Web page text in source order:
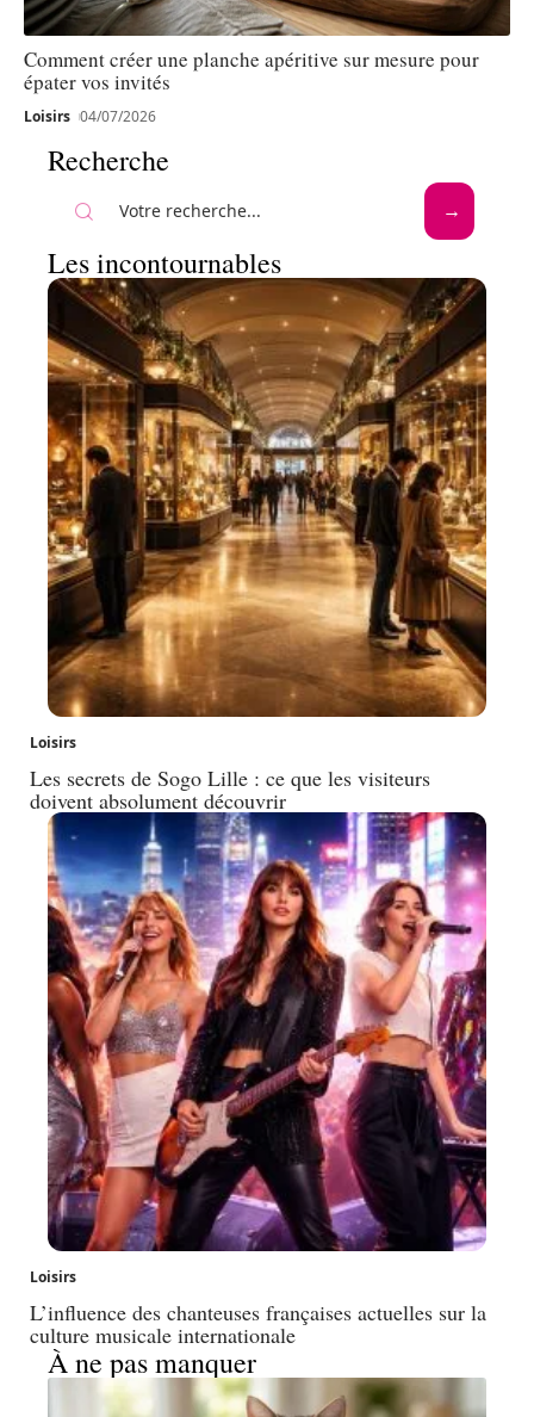
Comment créer une planche apéritive sur mesure pour
épater vos invités
Loisirs 04/07/2026
Recherche
Les incontournables
Loisirs
Les secrets de Sogo Lille : ce que les visiteurs
doivent absolument découvrir
Loisirs
L’influence des chanteuses françaises actuelles sur la
culture musicale internationale
À ne pas manquer